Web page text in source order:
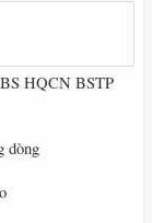
HQCN BSTP
dòng